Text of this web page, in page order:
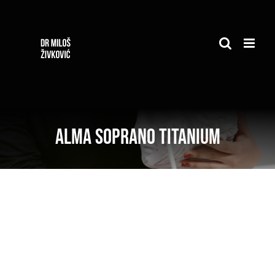
content
Alma Soprano Titanium